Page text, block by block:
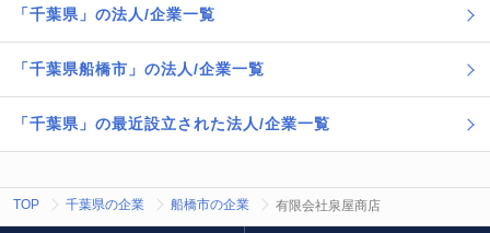
「千葉県」の法人/企業一覧
「千葉県船橋市」の法人/企業一覧
「千葉県」の最近設立された法人/企業一覧
TOP 千葉県の企業 船橋市の企業 有限会社泉屋商店